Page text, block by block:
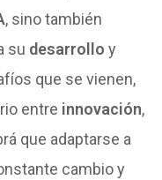
, sino también
su desarrollo y
que se vienen,
entre innovación,
que adaptarse a
cambio y